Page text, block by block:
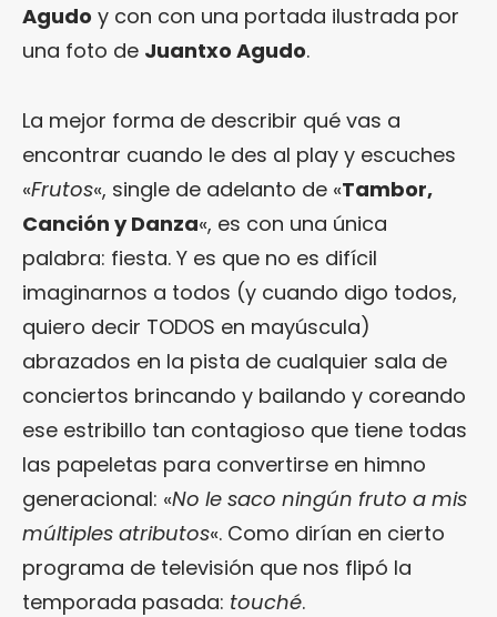
Agudo y con con una portada ilustrada por
una foto de Juantxo Agudo.
La mejor forma de describir qué vas a
encontrar cuando le des al play y escuches
«Frutos«, single de adelanto de «Tambor,
Canción y Danza«, es con una única
palabra: fiesta. Y es que no es difícil
imaginarnos a todos (y cuando digo todos,
quiero decir TODOS en mayúscula)
abrazados en la pista de cualquier sala de
conciertos brincando y bailando y coreando
ese estribillo tan contagioso que tiene todas
las papeletas para convertirse en himno
generacional: «No le saco ningún fruto a mis
múltiples atributos«. Como dirían en cierto
programa de televisión que nos flipó la
temporada pasada: touché.